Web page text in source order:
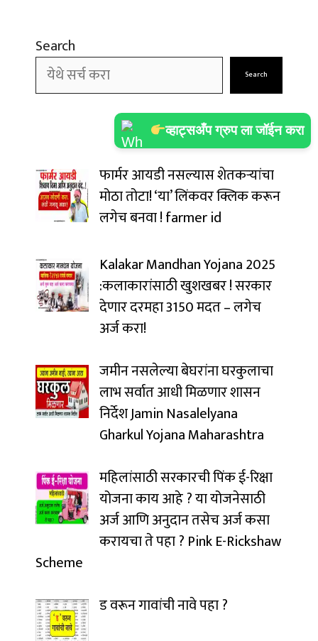
व्हाट्सअँप ग्रुप ला जॉईन करा
Search
Search
फार्मर आयडी नसल्यास शेतकऱ्यांचा
मोठा तोटा! ‘या’ लिंकवर क्लिक करून
लगेच बनवा ! farmer id
Kalakar Mandhan Yojana 2025
:कलाकारांसाठी खुशखबर ! सरकार
देणार दरमहा ₹3150 मदत – लगेच
अर्ज करा!
जमीन नसलेल्या बेघरांना घरकुलाचा
लाभ सर्वात आधी मिळणार शासन
निर्देश Jamin Nasalelyana
Gharkul Yojana Maharashtra
महिलांसाठी सरकारची पिंक ई-रिक्षा
योजना काय आहे ? या योजनेसाठी
अर्ज आणि अनुदान तसेच अर्ज कसा
करायचा ते पहा ? Pink E-Rickshaw
Scheme
ड वरून गावांची नावे पहा ?